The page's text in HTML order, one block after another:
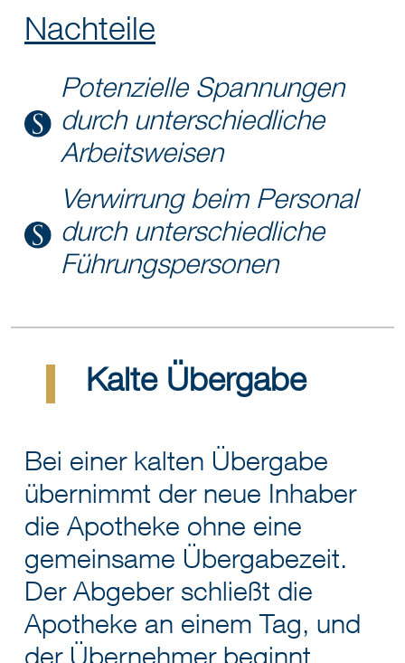
Nachteile
Potenzielle Spannungen
durch unterschiedliche
Arbeitsweisen
Verwirrung beim Personal
durch unterschiedliche
Führungspersonen
Kalte Übergabe
Bei einer kalten Übergabe
übernimmt der neue Inhaber
die Apotheke ohne eine
gemeinsame Übergabezeit.
Der Abgeber schließt die
Apotheke an einem Tag, und